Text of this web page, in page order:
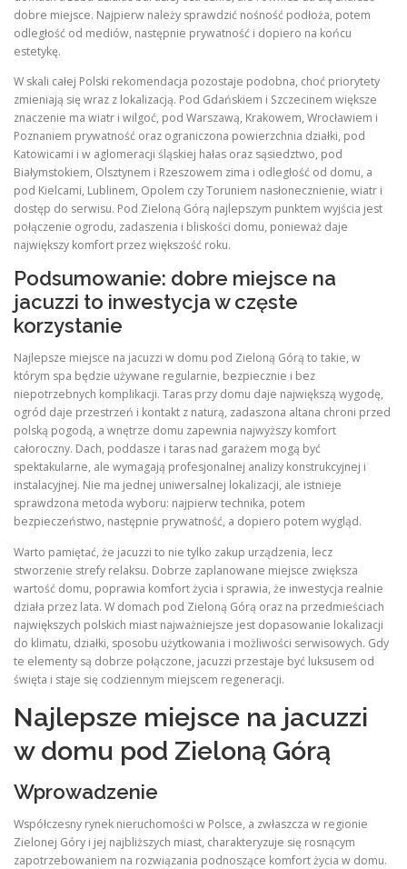
dobre miejsce. Najpierw należy sprawdzić nośność podłoża, potem
odległość od mediów, następnie prywatność i dopiero na końcu
estetykę.
W skali całej Polski rekomendacja pozostaje podobna, choć priorytety
zmieniają się wraz z lokalizacją. Pod Gdańskiem i Szczecinem większe
znaczenie ma wiatr i wilgoć, pod Warszawą, Krakowem, Wrocławiem i
Poznaniem prywatność oraz ograniczona powierzchnia działki, pod
Katowicami i w aglomeracji śląskiej hałas oraz sąsiedztwo, pod
Białymstokiem, Olsztynem i Rzeszowem zima i odległość od domu, a
pod Kielcami, Lublinem, Opolem czy Toruniem nasłonecznienie, wiatr i
dostęp do serwisu. Pod Zieloną Górą najlepszym punktem wyjścia jest
połączenie ogrodu, zadaszenia i bliskości domu, ponieważ daje
największy komfort przez większość roku.
Podsumowanie: dobre miejsce na
jacuzzi to inwestycja w częste
korzystanie
Najlepsze miejsce na jacuzzi w domu pod Zieloną Górą to takie, w
którym spa będzie używane regularnie, bezpiecznie i bez
niepotrzebnych komplikacji. Taras przy domu daje największą wygodę,
ogród daje przestrzeń i kontakt z naturą, zadaszona altana chroni przed
polską pogodą, a wnętrze domu zapewnia najwyższy komfort
całoroczny. Dach, poddasze i taras nad garażem mogą być
spektakularne, ale wymagają profesjonalnej analizy konstrukcyjnej i
instalacyjnej. Nie ma jednej uniwersalnej lokalizacji, ale istnieje
sprawdzona metoda wyboru: najpierw technika, potem
bezpieczeństwo, następnie prywatność, a dopiero potem wygląd.
Warto pamiętać, że jacuzzi to nie tylko zakup urządzenia, lecz
stworzenie strefy relaksu. Dobrze zaplanowane miejsce zwiększa
wartość domu, poprawia komfort życia i sprawia, że inwestycja realnie
działa przez lata. W domach pod Zieloną Górą oraz na przedmieściach
największych polskich miast najważniejsze jest dopasowanie lokalizacji
do klimatu, działki, sposobu użytkowania i możliwości serwisowych. Gdy
te elementy są dobrze połączone, jacuzzi przestaje być luksusem od
święta i staje się codziennym miejscem regeneracji.
Najlepsze miejsce na jacuzzi
w domu pod Zieloną Górą
Wprowadzenie
Współczesny rynek nieruchomości w Polsce, a zwłaszcza w regionie
Zielonej Góry i jej najbliższych miast, charakteryzuje się rosnącym
zapotrzebowaniem na rozwiązania podnoszące komfort życia w domu.